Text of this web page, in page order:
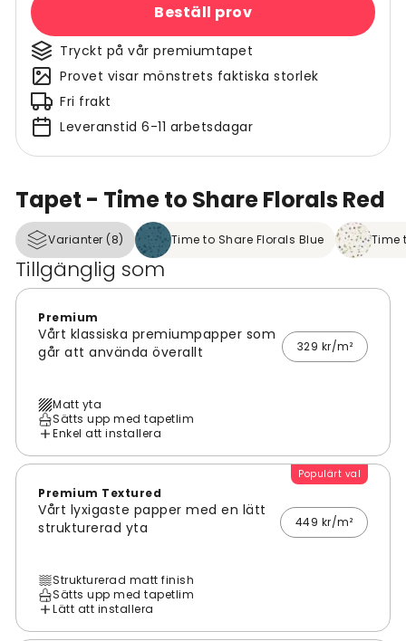
Tapet - Time to Share Florals Red
Varianter (8) Time to Share Florals Blue Time
Tillgänglig som
Premium
Vårt klassiska premiumpapper som
går att använda överallt
329 kr/m²
Matt yta
Sätts upp med tapetlim
Enkel att installera
Populärt val
Premium Textured
Vårt lyxigaste papper med en lätt
strukturerad yta
449 kr/m²
Strukturerad matt finish
Sätts upp med tapetlim
Lätt att installera
Beställ prov
Tryckt på vår premiumtapet
Provet visar mönstrets faktiska storlek
Fri frakt
Leveranstid 6-11 arbetsdagar